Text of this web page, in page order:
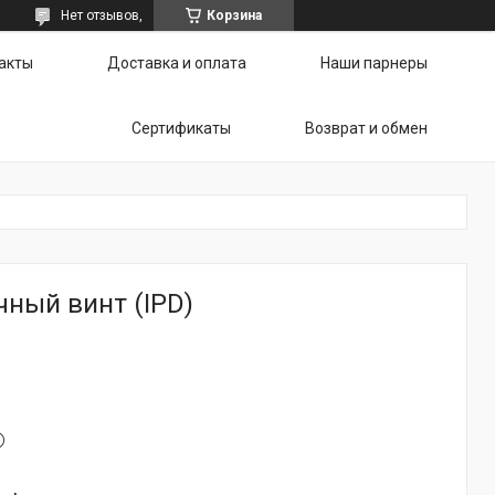
Корзина
Нет отзывов,
Доставка и оплата Наши парнеры
Сертификаты Возврат и обмен
винт (IPD)